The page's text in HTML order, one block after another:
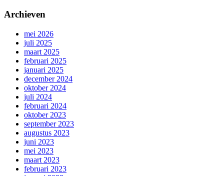
Archieven
mei 2026
juli 2025
maart 2025
februari 2025
januari 2025
december 2024
oktober 2024
juli 2024
februari 2024
oktober 2023
september 2023
augustus 2023
juni 2023
mei 2023
maart 2023
februari 2023